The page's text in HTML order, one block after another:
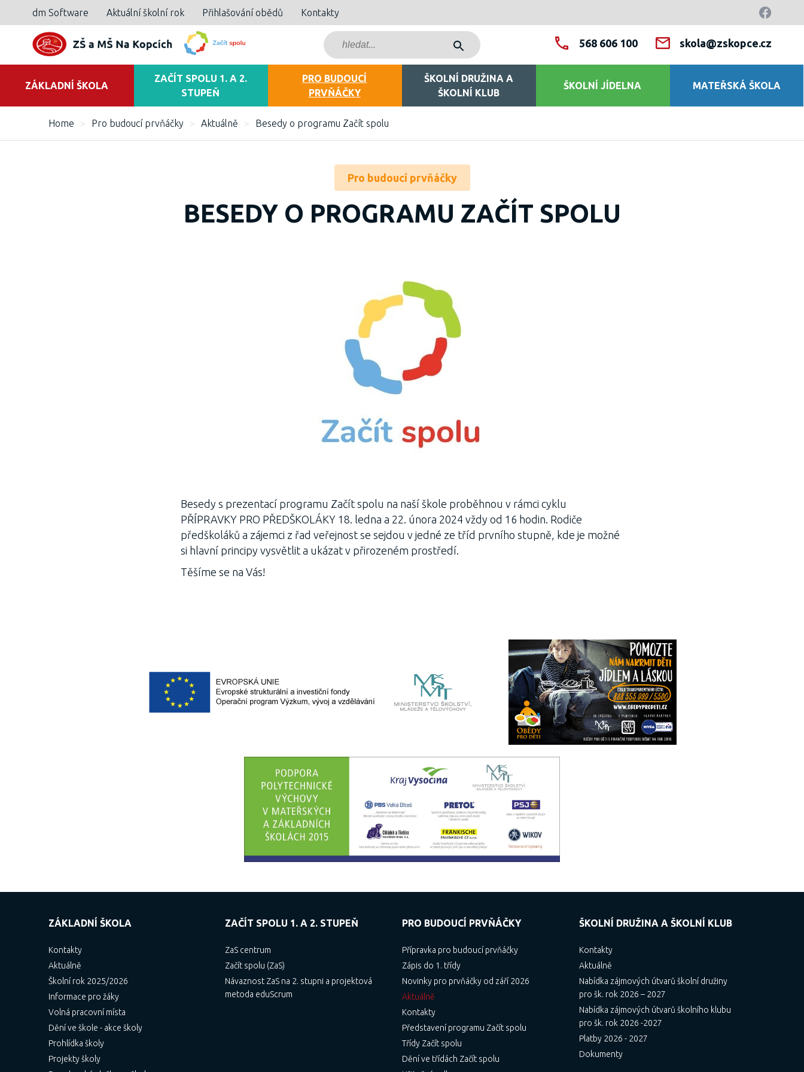
dm Software Aktuální školní rok Přihlašování obědů Kontakty
568 606 100 skola@zskopce.cz
ZÁKLADNÍ ŠKOLA
ZAČÍT SPOLU 1. A 2.
STUPEŇ
PRO BUDOUCÍ
PRVŇÁČKY
ŠKOLNÍ DRUŽINA A
ŠKOLNÍ KLUB
ŠKOLNÍ JÍDELNA MATEŘSKÁ ŠKOLA
Home > Pro budoucí prvňáčky > Aktuálně > Besedy o programu Začít spolu
Pro budoucí prvňáčky
BESEDY O PROGRAMU ZAČÍT SPOLU
Besedy s prezentací programu Začít spolu na naší škole proběhnou v rámci cyklu
PŘÍPRAVKY PRO PŘEDŠKOLÁKY 18. ledna a 22. února 2024 vždy od 16 hodin. Rodiče
předškoláků a zájemci z řad veřejnost se sejdou v jedné ze tříd prvního stupně, kde je možné
si hlavní principy vysvětlit a ukázat v přirozeném prostředí.
Těšíme se na Vás!
ZÁKLADNÍ ŠKOLA
Kontakty
Aktuálně
Školní rok 2025/2026
Informace pro žáky
Volná pracovní místa
Dění ve škole - akce školy
Prohlídka školy
Projekty školy
ZAČÍT SPOLU 1. A 2. STUPEŇ
ZaS centrum
Začít spolu (ZaS)
Návaznost ZaS na 2. stupni a projektová
metoda eduScrum
PRO BUDOUCÍ PRVŇÁČKY
Přípravka pro budoucí prvňáčky
Zápis do 1. třídy
Novinky pro prvňáčky od září 2026
Aktuálně
Kontakty
Představení programu Začít spolu
Třídy Začít spolu
Dění ve třídách Začít spolu
ŠKOLNÍ DRUŽINA A ŠKOLNÍ KLUB
Kontakty
Aktuálně
Nabídka zájmových útvarů školní družiny
pro šk. rok 2026 – 2027
Nabídka zájmových útvarů školního klubu
pro šk. rok 2026 -2027
Platby 2026 - 2027
Dokumenty